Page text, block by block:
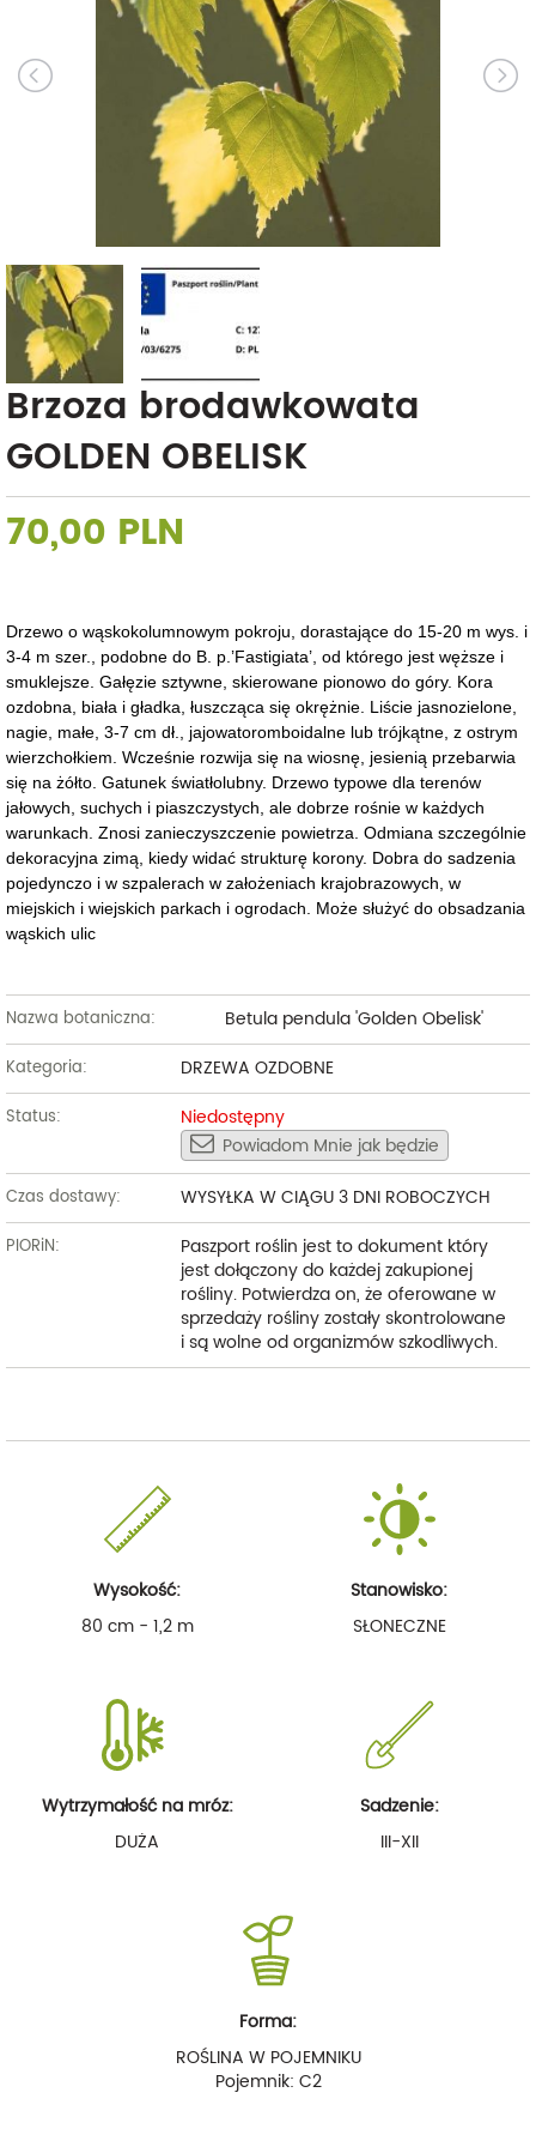
Brzoza brodawkowata
GOLDEN OBELISK
70,00 PLN
Drzewo o wąskokolumnowym pokroju, dorastające do 15-20 m wys. i
3-4 m szer., podobne do B. p.’Fastigiata’, od którego jest węższe i
smuklejsze. Gałęzie sztywne, skierowane pionowo do góry. Kora
ozdobna, biała i gładka, łuszcząca się okrężnie. Liście jasnozielone,
nagie, małe, 3-7 cm dł., jajowatoromboidalne lub trójkątne, z ostrym
wierzchołkiem. Wcześnie rozwija się na wiosnę, jesienią przebarwia
się na żółto. Gatunek światłolubny. Drzewo typowe dla terenów
jałowych, suchych i piaszczystych, ale dobrze rośnie w każdych
warunkach. Znosi zanieczyszczenie powietrza. Odmiana szczególnie
dekoracyjna zimą, kiedy widać strukturę korony. Dobra do sadzenia
pojedynczo i w szpalerach w założeniach krajobrazowych, w
miejskich i wiejskich parkach i ogrodach. Może służyć do obsadzania
wąskich ulic
Nazwa botaniczna: Betula pendula 'Golden Obelisk'
Kategoria: DRZEWA OZDOBNE
Status:
Niedostępny
Powiadom Mnie jak będzie
Czas dostawy: WYSYŁKA W CIĄGU 3 DNI ROBOCZYCH
PIORiN:
Paszport roślin jest to dokument który
jest dołączony do każdej zakupionej
rośliny. Potwierdza on, że oferowane w
sprzedaży rośliny zostały skontrolowane
i są wolne od organizmów szkodliwych.
Wysokość:
80 cm - 1,2 m
Stanowisko:
SŁONECZNE
Wytrzymałość na mróz:
DUŻA
Sadzenie:
III-XII
Forma:
ROŚLINA W POJEMNIKU
Pojemnik: C2